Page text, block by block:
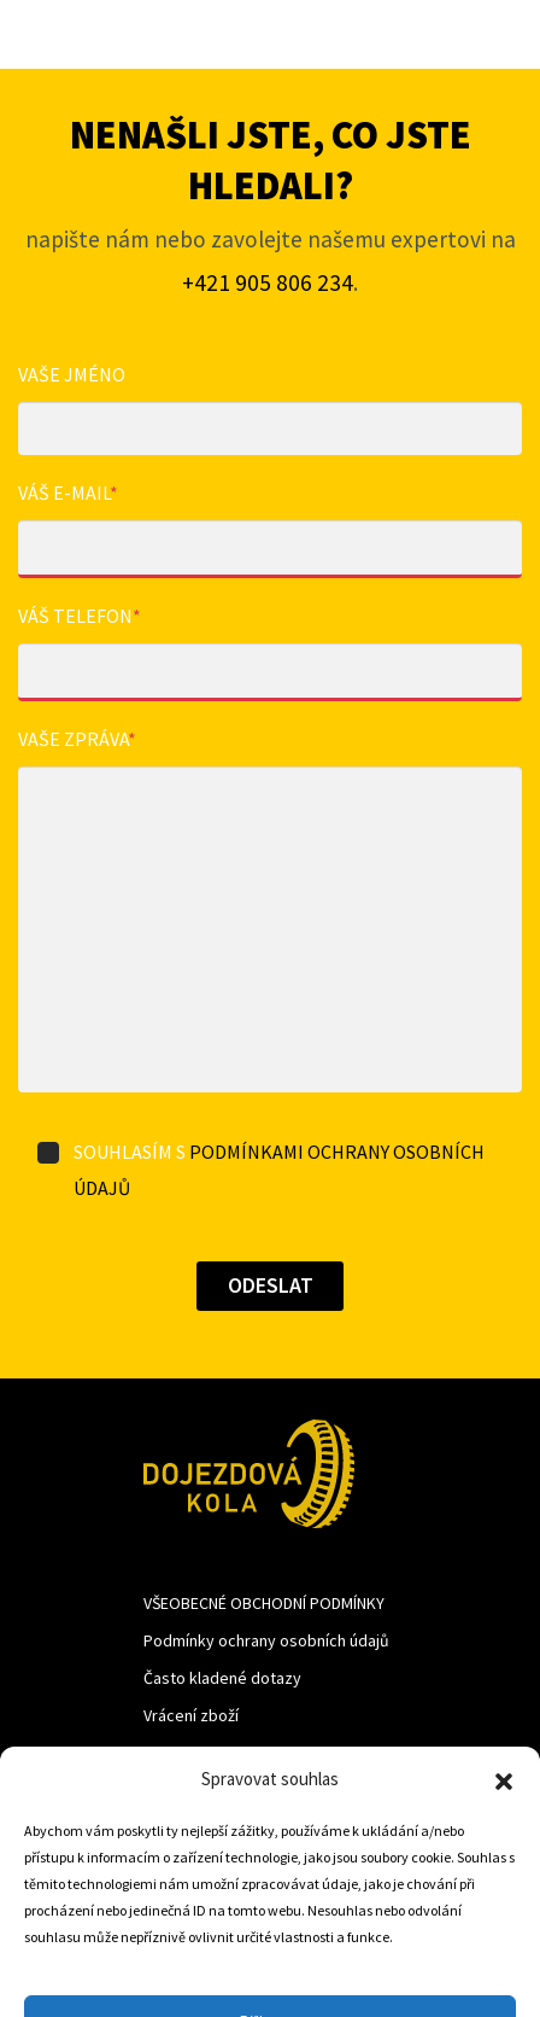
Spravovat souhlas
Abychom vám poskytli ty nejlepší zážitky, používáme k ukládání a/nebo
přístupu k informacím o zařízení technologie, jako jsou soubory cookie. Souhlas s
těmito technologiemi nám umožní zpracovávat údaje, jako je chování při
procházení nebo jedinečná ID na tomto webu. Nesouhlas nebo odvolání
souhlasu může nepříznivě ovlivnit určité vlastnosti a funkce.
NENAŠLI JSTE, CO JSTE
HLEDALI?
napište nám nebo zavolejte našemu expertovi na
+421 905 806 234.
VAŠE JMÉNO
VÁŠ E-MAIL*
VÁŠ TELEFON*
VAŠE ZPRÁVA*
SOUHLASÍM S PODMÍNKAMI OCHRANY OSOBNÍCH
ÚDAJŮ
VŠEOBECNÉ OBCHODNÍ PODMÍNKY
Podmínky ochrany osobních údajů
Často kladené dotazy
Vrácení zboží
LUF s.r.o.
Nám. M.R.Štefanika 518,
Trstená 02801